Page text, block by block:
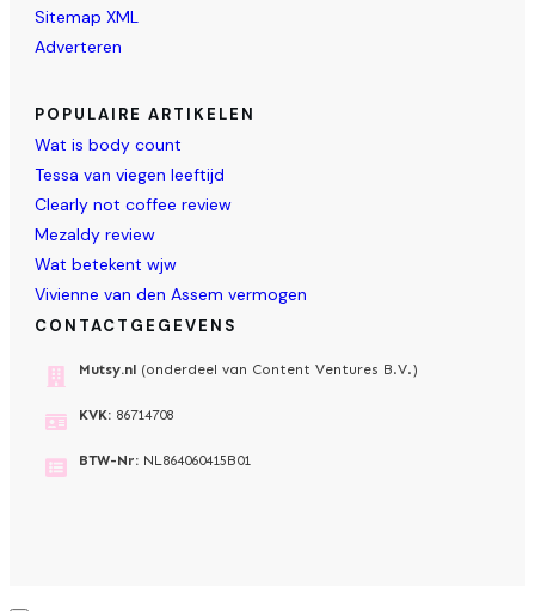
Sitemap XML
Adverteren
POPULAIRE ARTIKELEN
Wat is body count
Tessa van viegen leeftijd
Clearly not coffee review
Mezaldy review
Wat betekent wjw
Vivienne van den Assem vermogen
CONTACTGEGEVENS
Mutsy.nl (onderdeel van Content Ventures B.V.)
KVK: 86714708
BTW-Nr: NL864060415B01